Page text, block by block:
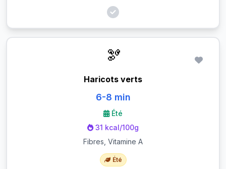
🫘
Haricots verts
6-8 min
Été
31 kcal/100g
Fibres, Vitamine A
Été